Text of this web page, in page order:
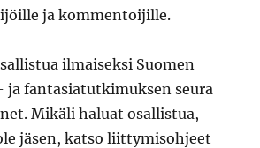
ja kommentoijille.
ilmaiseksi Suomen
ja fantasiatutkimuksen seura
Mikäli haluat osallistua,
jäsen, katso liittymisohjeet